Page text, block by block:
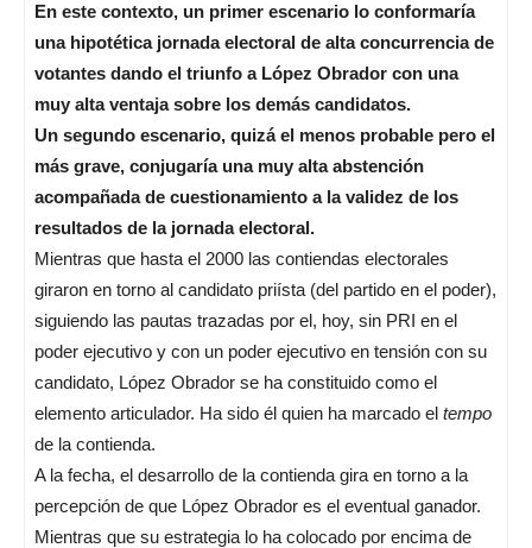
En este contexto, un primer escenario lo conformaría
una hipotética jornada electoral de alta concurrencia de
votantes dando el triunfo a López Obrador con una
muy alta ventaja sobre los demás candidatos.
Un segundo escenario, quizá el menos probable pero el
más grave, conjugaría una muy alta abstención
acompañada de cuestionamiento a la validez de los
resultados de la jornada electoral.
Mientras que hasta el 2000 las contiendas electorales
giraron en torno al candidato priísta (del partido en el poder),
siguiendo las pautas trazadas por el, hoy, sin PRI en el
poder ejecutivo y con un poder ejecutivo en tensión con su
candidato, López Obrador se ha constituido como el
elemento articulador. Ha sido él quien ha marcado el tempo
de la contienda.
A la fecha, el desarrollo de la contienda gira en torno a la
percepción de que López Obrador es el eventual ganador.
Mientras que su estrategia lo ha colocado por encima de